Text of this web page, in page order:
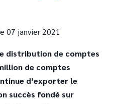
07 janvier 2021
distribution de comptes
de comptes
d’exporter le
succès fondé sur